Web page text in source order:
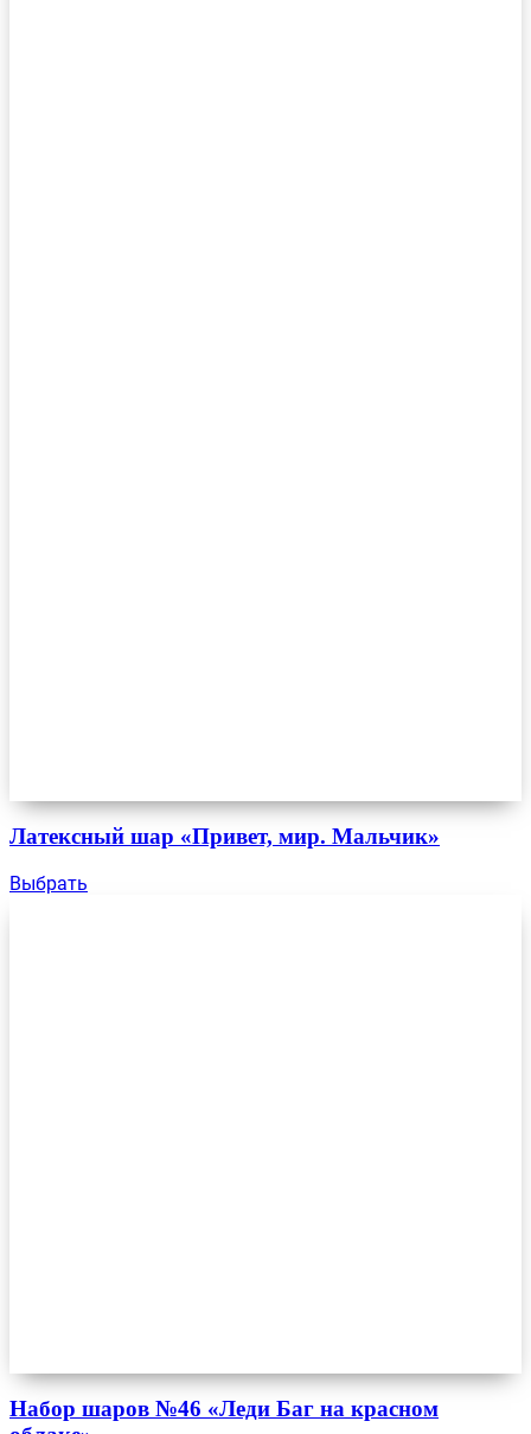
Латексный шар «Привет, мир. Мальчик»
Выбрать
Набор шаров №46 «Леди Баг на красном